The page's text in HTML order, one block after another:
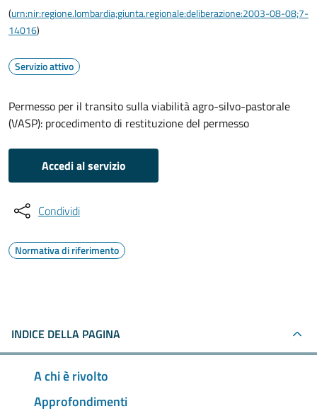
(urn:nir:regione.lombardia;giunta.regionale:deliberazione:2003-08-08;7-
14016)
Servizio attivo
Permesso per il transito sulla viabilità agro-silvo-pastorale
(VASP): procedimento di restituzione del permesso
Accedi al servizio
Condividi
Normativa di riferimento
INDICE DELLA PAGINA
A chi è rivolto
Approfondimenti